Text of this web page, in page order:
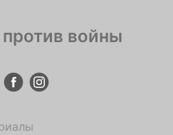
войны